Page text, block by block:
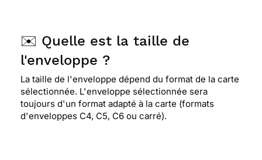
✉️ Quelle est la taille de
l'enveloppe ?
La taille de l'enveloppe dépend du format de la carte
sélectionnée. L'enveloppe sélectionnée sera
toujours d'un format adapté à la carte (formats
d'enveloppes C4, C5, C6 ou carré).